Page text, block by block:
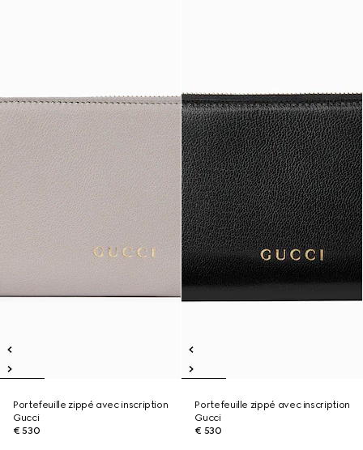
Portefeuille zippé avec inscription
Gucci
€ 530
Portefeuille zippé avec inscription
Gucci
€ 530